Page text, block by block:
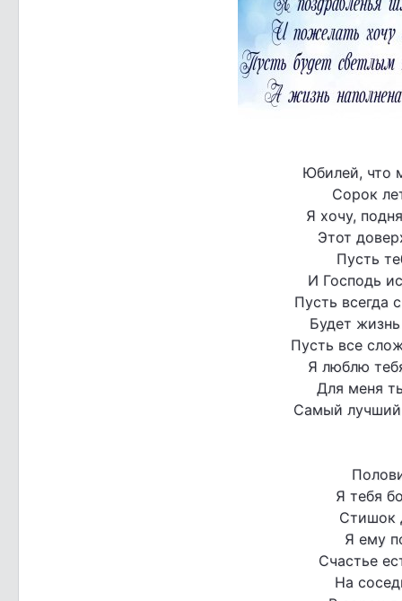
Юбилей, что
Сорок
Я хочу,
Этот
Пусть
И Господь
Пусть всегда
Будет
Пусть все
Я люблю
Для меня
Самый
Я тебя
Стишок
Я ему
Счастье
На